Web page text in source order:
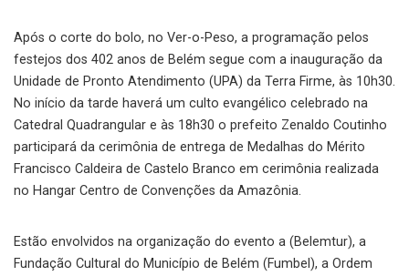
Após o corte do bolo, no Ver-o-Peso, a programação pelos
festejos dos 402 anos de Belém segue com a inauguração da
Unidade de Pronto Atendimento (UPA) da Terra Firme, às 10h30.
No início da tarde haverá um culto evangélico celebrado na
Catedral Quadrangular e às 18h30 o prefeito Zenaldo Coutinho
participará da cerimônia de entrega de Medalhas do Mérito
Francisco Caldeira de Castelo Branco em cerimônia realizada
no Hangar Centro de Convenções da Amazônia.
Estão envolvidos na organização do evento a (Belemtur), a
Fundação Cultural do Município de Belém (Fumbel), a Ordem